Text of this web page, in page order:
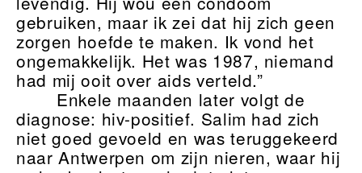
gebruiken, maar ik zei dat hij zich geen
zorgen hoefde te maken. Ik vond het
ongemakkelijk. Het was 1987, niemand
had mij ooit over aids verteld.”
Enkele maanden later volgt de
diagnose: hiv-positief. Salim had zich
niet goed gevoeld en was teruggekeerd
naar Antwerpen om zijn nieren, waar hij